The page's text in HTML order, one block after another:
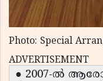
Photo: Special
ADVERTISEMENT
● 2007-ൽ